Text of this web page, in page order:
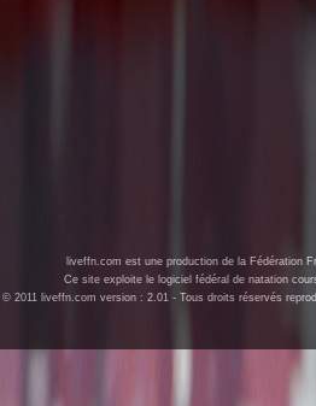
liveffn.com est une production de la Fédération
Ce site exploite le logiciel fédéral de natation
© 2011 liveffn.com version : 2.01 - Tous droits réservés